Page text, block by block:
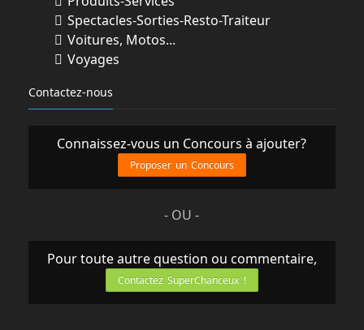
Spectacles-Sorties-Resto-Traiteur
Voitures, Motos...
Voyages
Contactez-nous
Connaissez-vous un Concours à ajouter?
Proposer un Concours
- OU -
Pour toute autre question ou commentaire,
Contactez SuperChanceux !